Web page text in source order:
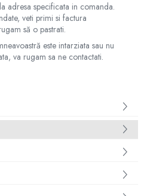
adresa specificata in comanda.
veti primi si factura
să o pastrati.
este intarziata sau nu
va rugam sa ne contactati.